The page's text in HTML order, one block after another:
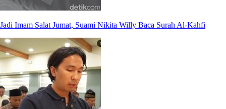
Jadi Imam Salat Jumat, Suami Nikita Willy Baca Surah Al-Kahfi